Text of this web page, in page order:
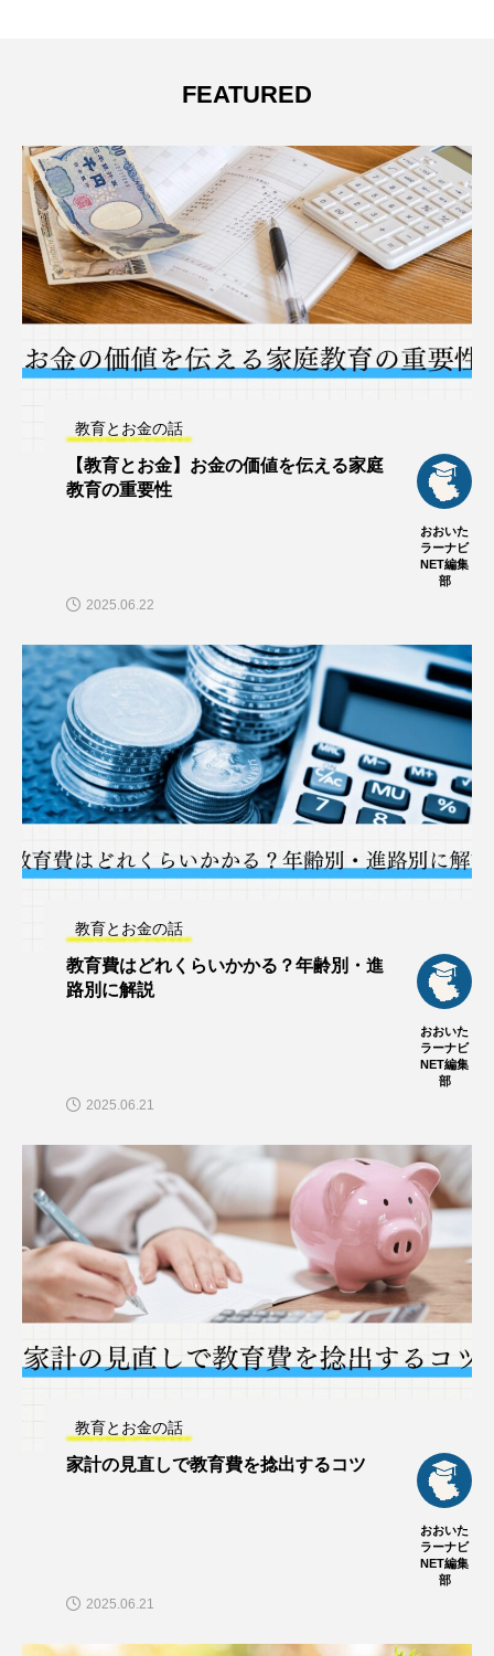
FEATURED
教育とお金の話
【教育とお金】お金の価値を伝える家庭
教育の重要性
おおいた
ラーナビ
NET編集
部
2025.06.22
教育とお金の話
教育費はどれくらいかかる？年齢別・進
路別に解説
おおいた
ラーナビ
NET編集
部
2025.06.21
教育とお金の話
家計の見直しで教育費を捻出するコツ
おおいた
ラーナビ
NET編集
部
2025.06.21